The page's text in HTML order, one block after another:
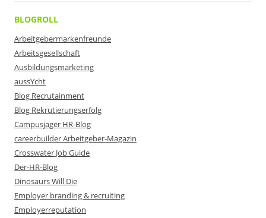
BLOGROLL
Arbeitgebermarkenfreunde
Arbeitsgesellschaft
Ausbildungsmarketing
aussYcht
Blog Recrutainment
Blog Rekrutierungserfolg
Campusjäger HR-Blog
careerbuilder Arbeitgeber-Magazin
Crosswater Job Guide
Der-HR-Blog
Dinosaurs Will Die
Employer branding & recruiting
Employerreputation